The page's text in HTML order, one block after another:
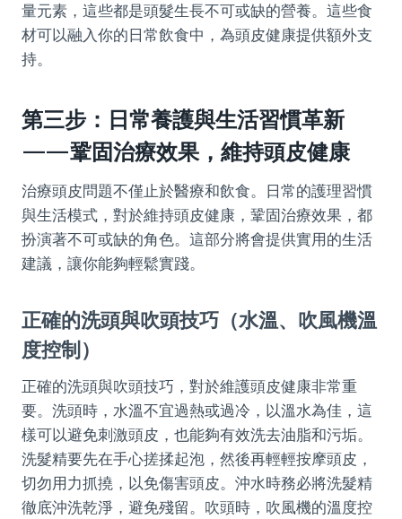
量元素，這些都是頭髮生長不可或缺的營養。這些食
材可以融入你的日常飲食中，為頭皮健康提供額外支
持。
第三步：日常養護與生活習慣革新
——鞏固治療效果，維持頭皮健康
治療頭皮問題不僅止於醫療和飲食。日常的護理習慣
與生活模式，對於維持頭皮健康，鞏固治療效果，都
扮演著不可或缺的角色。這部分將會提供實用的生活
建議，讓你能夠輕鬆實踐。
正確的洗頭與吹頭技巧（水溫、吹風機溫
度控制）
正確的洗頭與吹頭技巧，對於維護頭皮健康非常重
要。洗頭時，水溫不宜過熱或過冷，以溫水為佳，這
樣可以避免刺激頭皮，也能夠有效洗去油脂和污垢。
洗髮精要先在手心搓揉起泡，然後再輕輕按摩頭皮，
切勿用力抓撓，以免傷害頭皮。沖水時務必將洗髮精
徹底沖洗乾淨，避免殘留。吹頭時，吹風機的溫度控